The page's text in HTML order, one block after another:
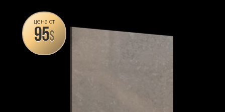
У нас появились новые
В галерее работ представлены фото и видео
материалы, снятые на некоторых наших объектах
цена от
95$